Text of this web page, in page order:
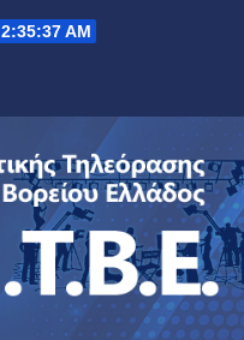
2:35:38 AM